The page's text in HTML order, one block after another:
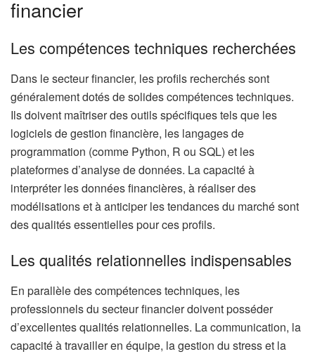
financier
Les compétences techniques recherchées
Dans le secteur financier, les profils recherchés sont
généralement dotés de solides compétences techniques.
Ils doivent maîtriser des outils spécifiques tels que les
logiciels de gestion financière, les langages de
programmation (comme Python, R ou SQL) et les
plateformes d’analyse de données. La capacité à
interpréter les données financières, à réaliser des
modélisations et à anticiper les tendances du marché sont
des qualités essentielles pour ces profils.
Les qualités relationnelles indispensables
En parallèle des compétences techniques, les
professionnels du secteur financier doivent posséder
d’excellentes qualités relationnelles. La communication, la
capacité à travailler en équipe, la gestion du stress et la